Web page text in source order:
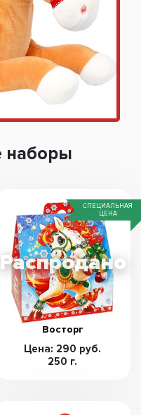
наборы
СПЕЦИАЛЬНАЯ
ЦЕНА
Восторг
Цена: 290 руб.
250 г.